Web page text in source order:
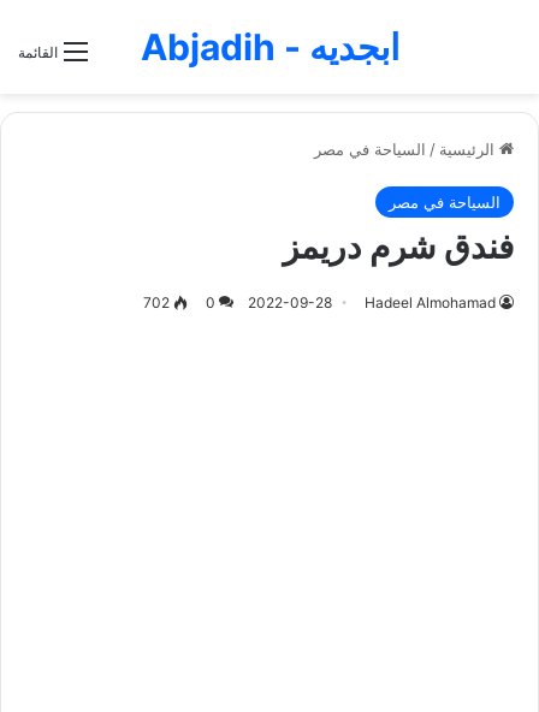
القائمة ابجديه - Abjadih
الرئيسية / السياحة في مصر
السياحة في مصر
فندق شرم دريمز
Hadeel Almohamad
2022-09-28
0
702